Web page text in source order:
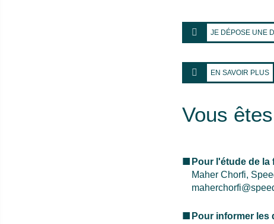
JE DÉPOSE UNE
EN SAVOIR PLUS
Vous
Pour l'étude de la
Maher Chorfi,
Pour informer les